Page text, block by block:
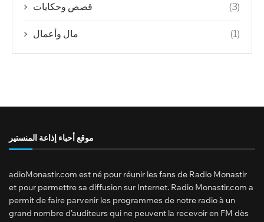
قصص وحكايات (3)
مال وأعمال (1)
موقع أحباء إذاعة المنستير
adioMonastir.com est né pour réunir les fans de Radio Monastir
et pour permettre sa diffusion sur Internet. Radio Monastir.com a
permit de faire parvenir les programmes de notre radio à un
grand nombre d’auditeurs qui ne peuvent la recevoir en FM dès